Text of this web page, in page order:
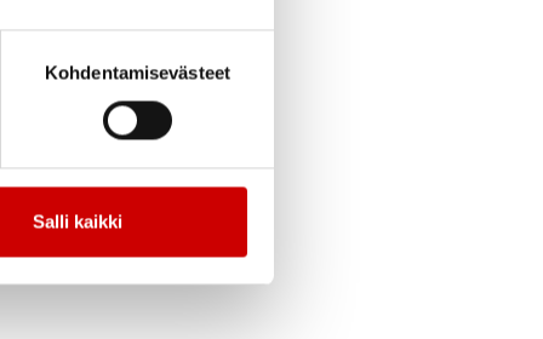
Kohdentamisevästeet
Salli kaikki
Se perustuu
Tutkimukset